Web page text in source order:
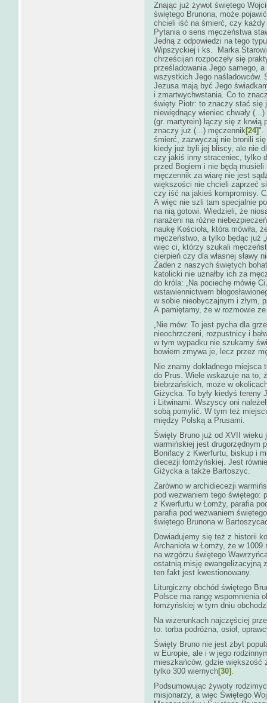
Znając już żywot świętego
świętego Brunona, może
chcieli iść na śmierć, czy każdy
Pytania o sens męczeństwa
Jedną z odpowiedzi na tego
Wipszyckiej i ks. Marka
chrześcijan rozpoczęły się
prześladowania Jego samego,
wszystkich Jego naśladowców.
Jezusa mają być Jego
i zmartwychwstania. Co to
święty Piotr: to znaczy stać się
niewiędnący wieniec chwały
(gr. martyrein) łączy się z krwią
znaczy już (...) męczennik[24]".
śmierć, zazwyczaj nie bronili
kiedy już byli jej bliscy, ale nie
czy jakiś inny straceniec, tylko
przed Bogiem i nie będą
męczennik za wiarę nie jest
większości nie chcieli zaprzeć
czy iść na jakieś kompromisy.
A więc nie szli tam specjalnie
na nią gotowi. Wiedzieli, że
narażeni na różne
naukę Kościoła, która mówiła,
męczeństwo, a tylko będąc już
więc ci, którzy szukali
cierpień czy dla własnej sławy
Żaden z naszych świętych
katolicki nie uznałby ich za
do króla: „Na pociechę mówię
wstawiennictwem
w sobie nieobyczajnym i złym,
A pamiętamy, że w rozmowie
„Nie mów: To jest pycha dla
nieochrzczeni, rozpustnicy i
w tym wypadku nie szukamy
bowiem zmywa je, lecz przez
Nie znamy dokładnego
do Prus. Wiele wskazuje na to,
biebrzańskich, może w
Giżycka. To były kiedyś tereny
i Litwinami. Wszyscy oni
sobą pomylić. W tym też
między Polską a Prusami.
Święty Bruno już od XVII wieku
warmińskiej jest drugorzędnym
Bonifacy z Kwerfurtu, biskup i
diecezji łomżyńskiej. Jest
Giżycka a także Bartoszyc.
Zarówno w archidiecezji
pod wezwaniem tego świętego:
z Kwerfurtu w Łomży, parafia
parafia pod wezwaniem
świętego Brunona w
Dowiadujemy się też z historii
Archanioła w Łomży, że w
na wzgórzu świętego
ostatnią misję ewangelizacyjną
ten fakt jest kwestionowany.
Liturgiczny obchód świętego
Polsce ma rangę wspomnienia
łomżyńskiej w tym dniu
Na wizerunkach najczęściej
to: torba podróżna, osioł,
Święty Bruno nie jest zbyt
w Europie, ale i w jego
mieszkańców, gdzie większość
tylko 300 wiernych[30] .
Podsumowując żywoty
misjonarzy, a więc Świętego